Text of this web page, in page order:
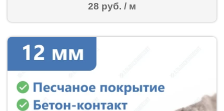
28 руб. / м